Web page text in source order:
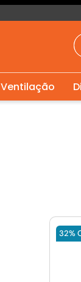
Ventilação
32%